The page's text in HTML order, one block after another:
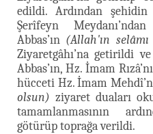
edildi. Ardından şehidin
Şerîfeyn
Abbas’ın (Allah'ın
Ziyaretgâhı’na getirildi
Abbas’ın, Hz. İmam
hücceti Hz. İmam
olsun) ziyaret duaları
tamamlanmasının
götürüp toprağa verildi.